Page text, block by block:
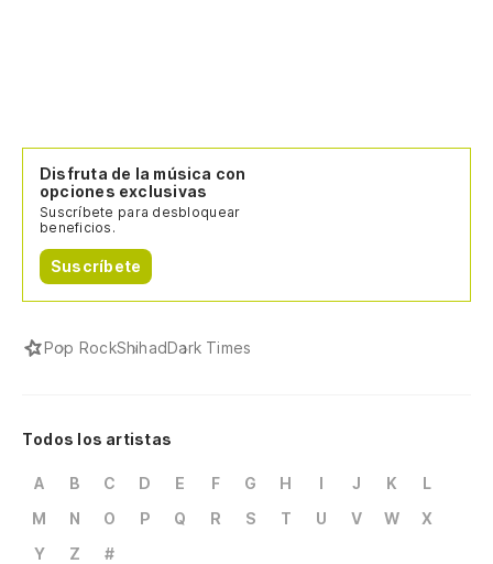
Disfruta de la música con
opciones exclusivas
Suscríbete para desbloquear
beneficios.
Suscríbete
Pop RockShihadDark Times
Todos los artistas
A B C D E F G H I J K
L
M
N O P Q R S T U V W
X
Y
Z #